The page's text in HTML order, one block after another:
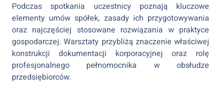
Podczas spotkania uczestnicy poznają kluczowe
elementy umów spółek, zasady ich przygotowywania
oraz najczęściej stosowane rozwiązania w praktyce
gospodarczej. Warsztaty przybliżą znaczenie właściwej
konstrukcji dokumentacji korporacyjnej oraz rolę
profesjonalnego pełnomocnika w obsłudze
przedsiębiorców.